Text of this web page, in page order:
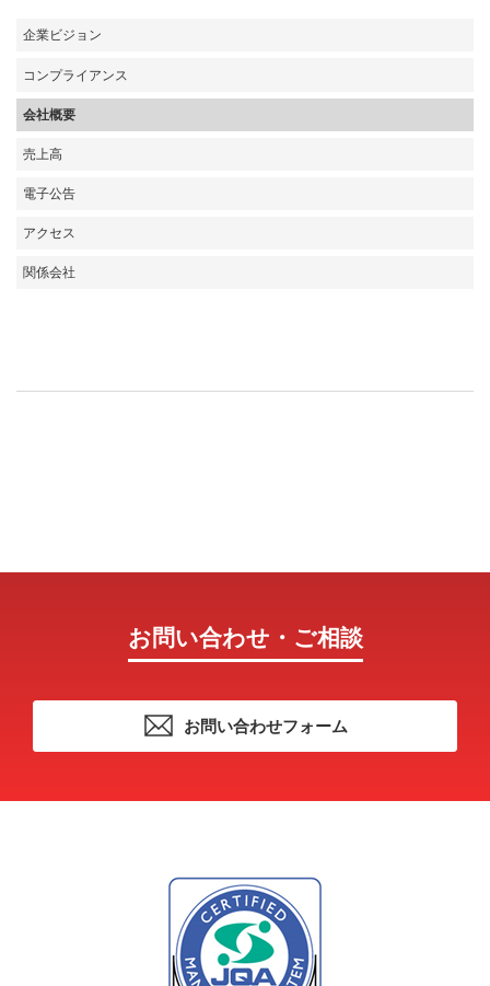
企業ビジョン
コンプライアンス
会社概要
売上高
電子公告
アクセス
関係会社
お問い合わせ・ご相談
お問い合わせフォーム